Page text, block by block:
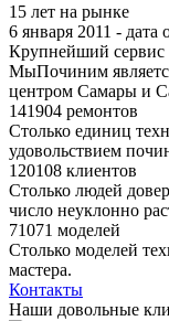
15 лет на рынке
6 января 2011 -
Крупнейший сервис
МыПочиним
центром Самары и
141904 ремонтов
Столько единиц
удовольствием
120108 клиентов
Столько людей
число неуклонно
71071 моделей
Столько моделей
мастера.
Контакты
Наши довольные